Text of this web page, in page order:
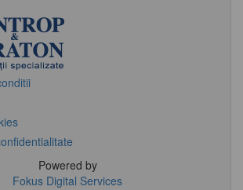
Powered by
Fokus Digital Services